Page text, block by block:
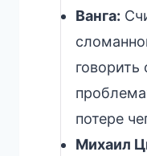
Ванга:
потере
Михаил